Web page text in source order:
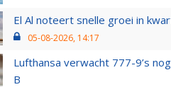
El Al noteert snelle groei in
05-08-2026, 14:17
Lufthansa verwacht 777-9’s
B